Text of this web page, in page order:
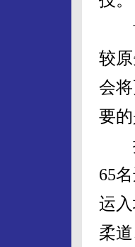
博
较
会
要
据
65
运
柔